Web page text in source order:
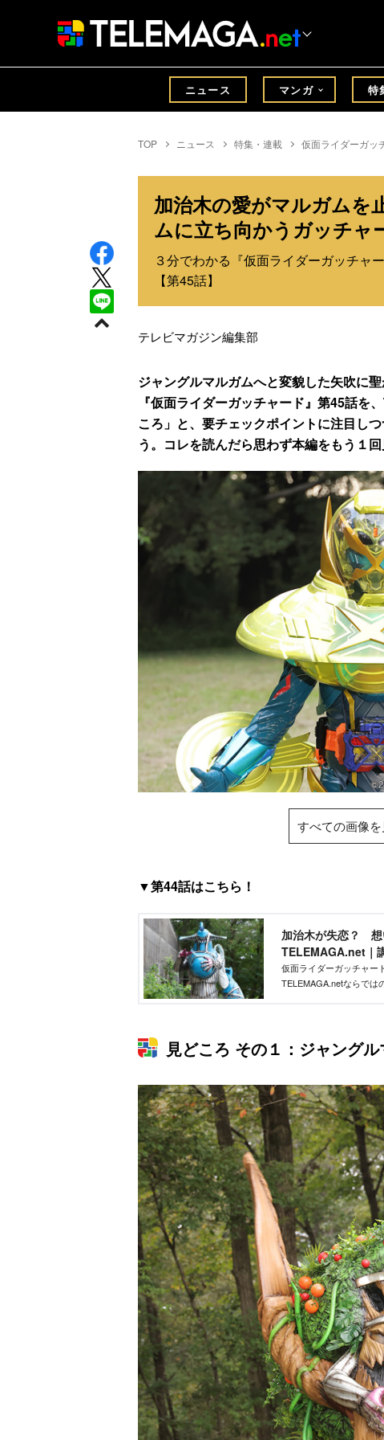
ニュース マンガ 特
TOP ニュース 特集・連載 仮面ライダーガッ
加治木の愛がマルガム
ムに立ち向かうガッチャ
３分でわかる『仮面ライダーガッチャ
【第45話】
テレビマガジン編集部
ジャングルマルガムへと変貌した矢吹に
『仮面ライダーガッチャード』第45話
ころ」と、要チェックポイントに注目し
う。コレを読んだら思わず本編をもう１
すべての画像を
▼第44話はこちら！
加治木が失恋？ 想
TELEMAGA.net｜
仮面ライダーガッチャー
TELEMAGA.netならでは
見どころ その１：ジャング